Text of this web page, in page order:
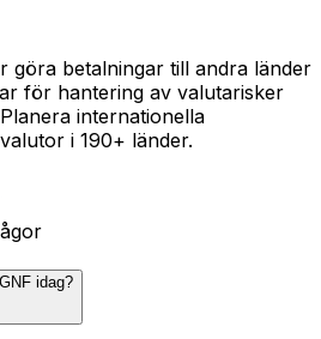
göra betalningar till andra länder
för hantering av valutarisker
internationella
i 190+ länder.
idag?